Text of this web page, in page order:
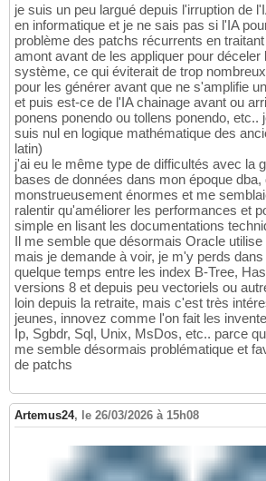
je suis un peu largué depuis l'irruption de
en informatique et je ne sais pas si l'IA
problème des patchs récurrents en
amont avant de les appliquer pour déceler
système, ce qui éviterait de trop
pour les générer avant que ne s'amplifie
et puis est-ce de l'IA chainage avant ou
ponens ponendo ou tollens ponendo, etc..
suis nul en logique mathématique des
latin)
j'ai eu le même type de difficultés avec la
bases de données dans mon époque
monstrueusement énormes et me
ralentir qu'améliorer les performances et
simple en lisant les documentations
Il me semble que désormais Oracle utilise
mais je demande à voir, je m'y perds
quelque temps entre les index B-Tree,
versions 8 et depuis peu vectoriels ou
loin depuis la retraite, mais c'est très
jeunes, innovez comme l'on fait les
Ip, Sgbdr, Sql, Unix, MsDos, etc.. parce
me semble désormais problématique et
de patchs
Artemus24, le 26/03/2026 à 15h08